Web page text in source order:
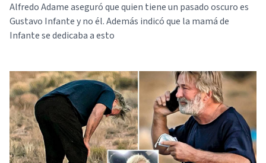
Alfredo Adame aseguró que quien tiene un pasado oscuro es
Gustavo Infante y no él. Además indicó que la mamá de
Infante se dedicaba a esto